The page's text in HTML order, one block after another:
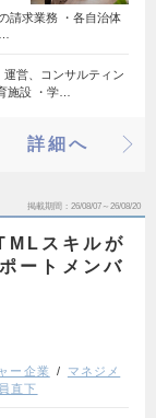
請求業務 ・各自治体
…
営、コンサルティン
施設 ・学…
詳細へ
掲載期間 26/08/07～26/08/20
スキルが
ートメンバ
ー企業
マネジメ
直下